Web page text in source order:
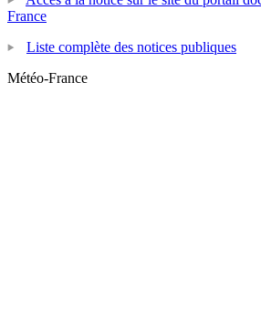
France
Liste complète des notices publiques
Météo-France